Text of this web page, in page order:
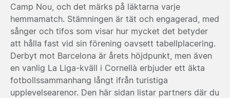
Camp Nou, och det märks på läktarna varje
hemmamatch. Stämningen är tät och engagerad, med
sånger och tifos som visar hur mycket det betyder
att hålla fast vid sin förening oavsett tabellplacering.
Derbyt mot Barcelona är årets höjdpunkt, men även
en vanlig La Liga-kväll i Cornellà erbjuder ett äkta
fotbollssammanhang långt ifrån turistiga
upplevelsearenor. Den här sidan listar partners där du